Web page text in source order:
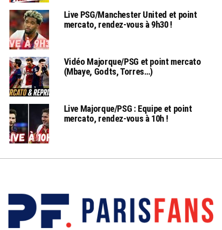
Live PSG/Manchester United et point
mercato, rendez-vous à 9h30 !
Vidéo Majorque/PSG et point mercato
(Mbaye, Godts, Torres…)
Live Majorque/PSG : Equipe et point
mercato, rendez-vous à 10h !